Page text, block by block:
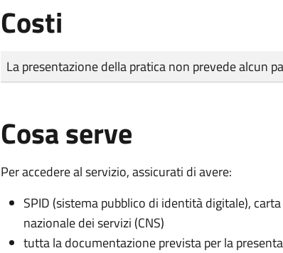
Costi
Tipo di pagamento
Importo
La presentazione della pratica non prevede alcun
Cosa serve
Per accedere al servizio, assicurati di avere:
SPID (sistema pubblico di identità digitale),
nazionale dei servizi (CNS)
tutta la documentazione prevista per la